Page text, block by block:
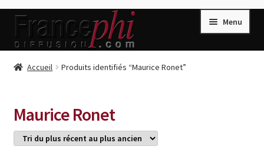
Aller
la
Aller
contenu
Menu
Accueil
Conditions de Vente
Accueil Produits identifiés “Maurice Ronet”
Maurice Ronet